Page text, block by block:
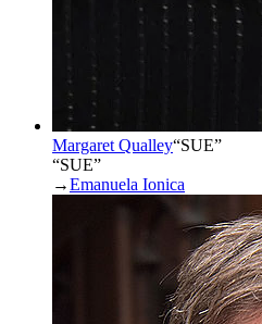
Margaret Qualley“SUE”
“SUE”
→Emanuela Ionica